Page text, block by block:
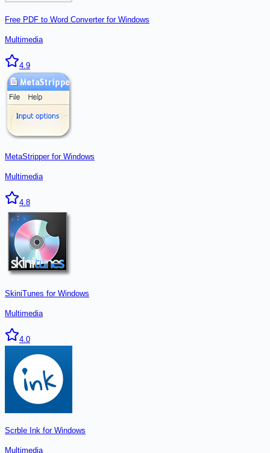
Free PDF to Word Converter for Windows
Multimedia
4.9
MetaStripper for Windows
Multimedia
4.8
SkiniTunes for Windows
Multimedia
4.0
Scrble Ink for Windows
Multimedia